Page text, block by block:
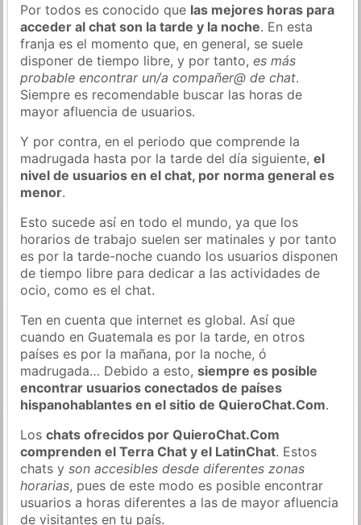
Por todos es conocido que las mejores horas para
acceder al chat son la tarde y la noche. En esta
franja es el momento que, en general, se suele
disponer de tiempo libre, y por tanto,es más
probable encontrar un/a compañer@ de chat.
Siempre es recomendable buscar las horas de
mayor afluencia de usuarios.
Y por contra, en el periodo que comprende la
madrugada hasta por la tarde del día siguiente,el
nivel de usuarios en el chat, por norma general es
menor.
Esto sucede así en todo el mundo, ya que los
horarios de trabajo suelen ser matinales y por tanto
es por la tarde-noche cuando los usuarios disponen
de tiempo libre para dedicar a las actividades de
ocio, como es el chat.
Ten en cuenta que internet es global. Así que
cuando en Guatemala es por la tarde, en otros
países es por la mañana, por la noche, ó
madrugada… Debido a esto,siempre es posible
encontrar usuarios conectados de países
hispanohablantes en el sitio de QuieroChat.Com.
Loschats ofrecidos por QuieroChat.Com
comprenden el Terra Chat y el LatinChat. Estos
chats yson accesibles desde diferentes zonas
horarias, pues de este modo es posible encontrar
usuarios a horas diferentes a las de mayor afluencia
de visitantes en tu país.